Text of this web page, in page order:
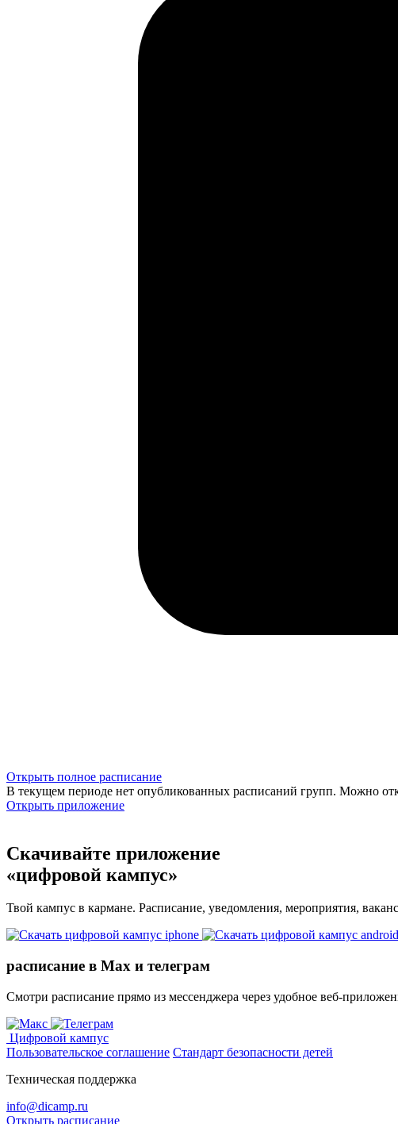
Открыть полное расписание
В текущем периоде нет опубликованных расписаний групп. Можно
Открыть приложение
Скачивайте приложение
«цифровой кампус»
Твой кампус в кармане. Расписание, уведомления, мероприятия,
расписание в Max и телеграм
Смотри расписание прямо из мессенджера через удобное
Цифровой кампус
Пользовательское соглашение Стандарт безопасности детей
Техническая поддержка
info@dicamp.ru
Открыть расписание